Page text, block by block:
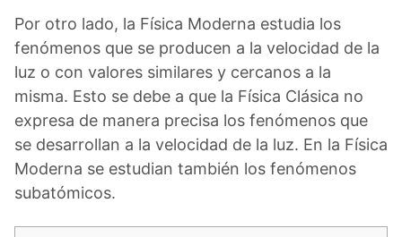
Por otro lado, la Física Moderna estudia los
fenómenos que se producen a la velocidad de la
luz o con valores similares y cercanos a la
misma. Esto se debe a que la Física Clásica no
expresa de manera precisa los fenómenos que
se desarrollan a la velocidad de la luz. En la Física
Moderna se estudian también los fenómenos
subatómicos.